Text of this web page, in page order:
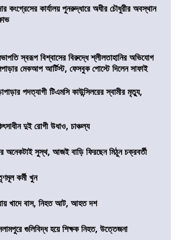
কংগ্রেসের কার্যালয় পুনরুদ্ধারে অধীর চৌধুরীর অবস্থান
স্বরূপ বিশ্বাসের বিরুদ্ধে শ্লীলতাহানির অভিযোগ
মেকআপ আর্টিস্ট, ফেসবুক পোস্টে দিলেন সাফাই
পদত্যাগী টিএমসি কাউন্সিলরের স্বামীর মৃত্যু,
দুই রোগী উধাও, চাঞ্চল্য
অনেকটাই সুস্থ, আজই বাড়ি ফিরছেন মিঠুন চক্রবর্তী
কর্মী খুন
খাদে বাস, নিহত আট, আহত দশ
গুলিবিদ্ধ হয়ে শিক্ষক নিহত, উত্তেজনা